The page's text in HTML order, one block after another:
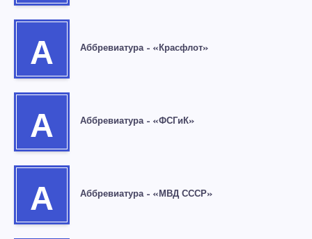
А Аббревиатура – «Красфлот»
А Аббревиатура – «ФСГиК»
А Аббревиатура – «МВД СССР»